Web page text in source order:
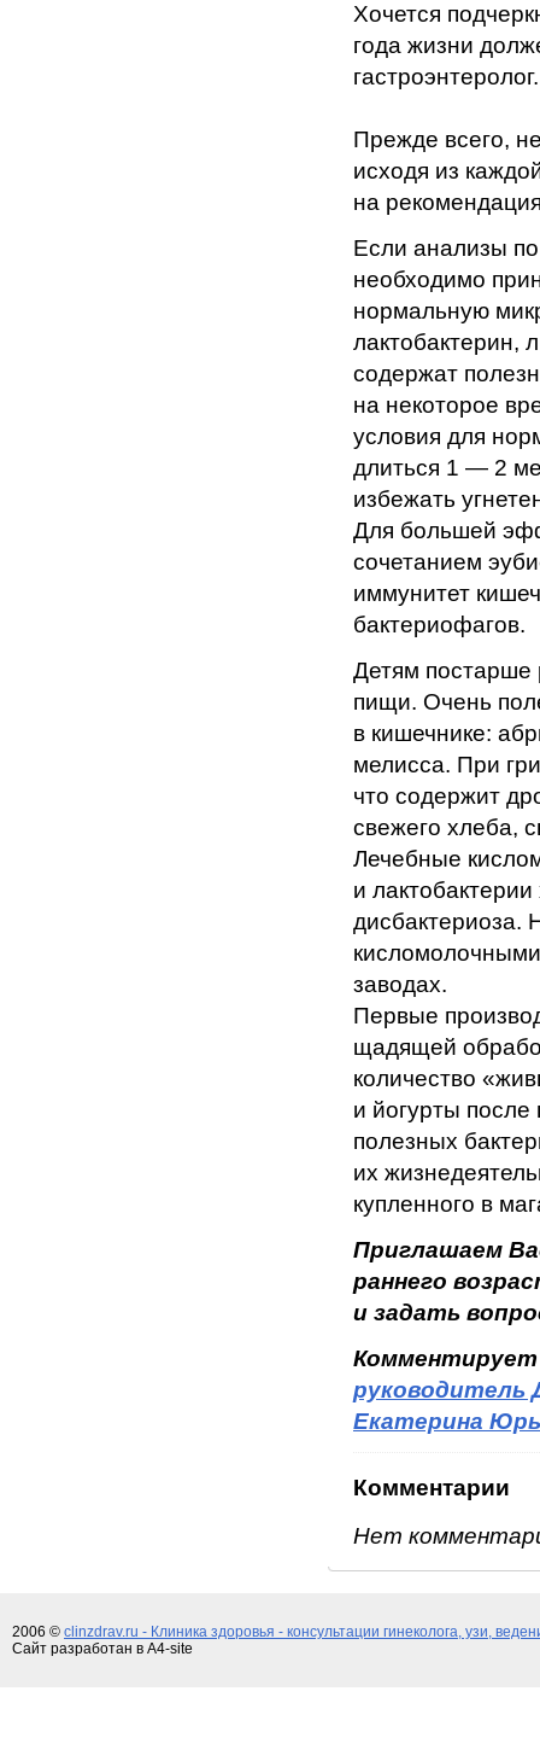
Хочется
года жизни
гастроэнтеролог.
Прежде всего,
исходя из
на
Если анализы
необходимо
нормальную
лактобактерин,
содержат
на некоторое
условия для
длиться 1 — 2
избежать
Для большей
сочетанием
иммунитет
бактериофагов.
Детям постарше
пищи. Очень
в кишечнике:
мелисса. При
что содержит
свежего хлеба,
Лечебные
и
дисбактериоза.
заводах.
Первые
щадящей
количество
и йогурты
полезных
их
купленного в
Приглашаем
раннего
и задать
руководитель
Екатерина
Комментарии
Нет
2006 © clinzdrav.ru - Клиника здоровья - консультации гинеколога, узи,
Сайт разработан в A4-site